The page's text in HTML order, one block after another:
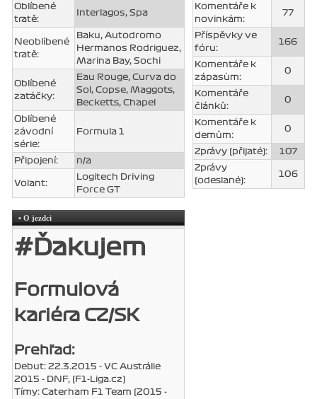
Oblíbené
tratě:
Interlagos, Spa
Neoblíbené
tratě:
Baku, Autodromo
Hermanos Rodriguez,
Marina Bay, Sochi
Oblíbené
zatáčky:
Eau Rouge, Curva do
Sol, Copse, Maggots,
Becketts, Chapel
Oblíbené
závodní
série:
Formula 1
Připojení: n/a
Volant:
Logitech Driving
Force GT
• O jezdci
#Ďakujem
Formulová
kariéra CZ/SK
Prehľad:
Debut: 22.3.2015 - VC Austrálie
2015 - DNF, (F1-Liga.cz)
Tímy: Caterham F1 Team (2015 -
Komentáře k
novinkám:
77
Příspěvky ve
fóru:
166
Komentáře k
zápasùm:
0
Komentáře
článků:
0
Komentáře k
demům:
0
Zprávy (přijaté):
107
Zprávy
(odeslané):
106